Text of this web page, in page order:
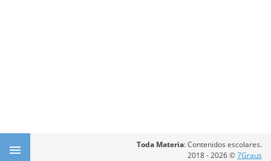
Toda Materia: Contenidos escolares.
2018 - 2026 ©7Graus